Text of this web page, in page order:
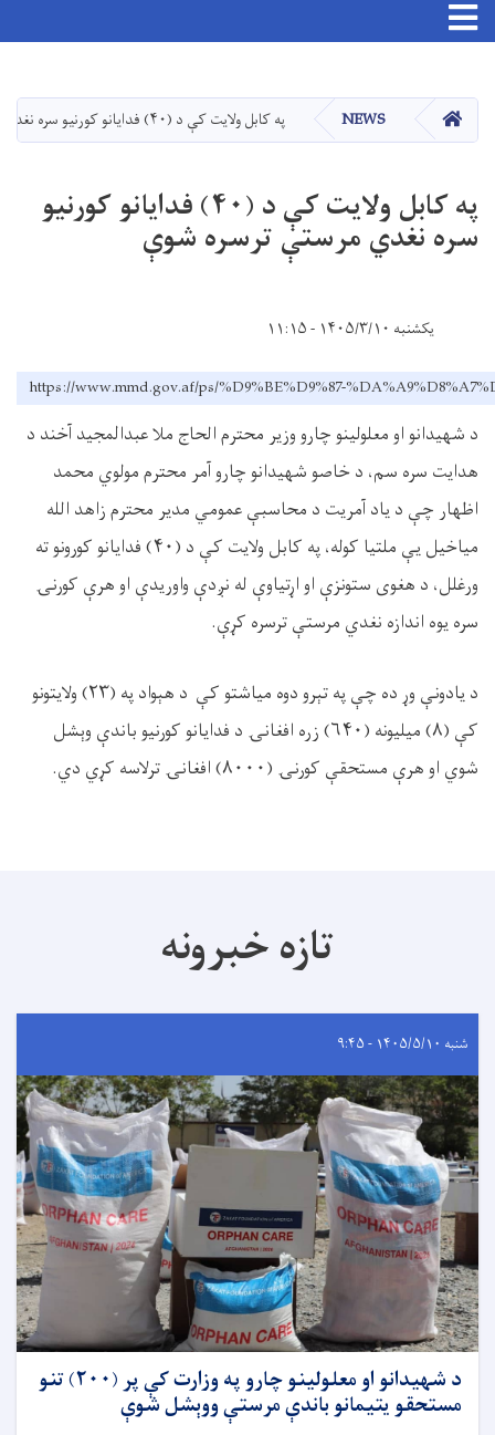
دانګل
Toggle navigation
کور NEWS په کابل ولایت کې د (۴۰) فدایانو کورنیو سره نغدي مرستې ترسره شوې
په کابل ولایت کې د (۴۰) فدایانو کورنیو
سره نغدي مرستې ترسره شوې
یکشنبه ۱۴۰۵/۳/۱۰ - ۱۱:۱۵
https://www.mmd.gov.af/ps/%D9%BE%D9%87-
د شهیدانو او معلولینو چارو وزیر محترم الحاج ملا عبدالمجید آخند د
هدایت سره سم، د خاصو شهیدانو چارو آمر محترم مولوي محمد
اظهار چې د یاد آمریت د محاسبې عمومي مدیر محترم زاهد الله
میاخیل یې ملتیا کوله، په کابل ولایت کې د (۴۰) فدایانو کورونو ته
ورغلل، د هغوی ستونزې او اړتیاوې له نږدې واوریدې او هرې کورنۍ
سره یوه اندازه نغدي مرستې ترسره کړې.
د یادونې وړ ده چې په تېرو دوه میاشتو کې د هېواد په (۲۳) ولایتونو
کې (۸) میلیونه (۶۴۰) زره افغانۍ د فدایانو کورنیو‌ باندې وېشل
شوي او هرې مستحقې کورنۍ (۸۰۰۰) افغانۍ ترلاسه کړي دي.
تازه خبرونه
شنبه ۱۴۰۵/۵/۱۰ - ۹:۴۵
د شهیدانو او معلولینو چارو په وزارت کې پر (۲۰۰) تنو
مستحقو یتیمانو باندې مرستې ووېشل شوې